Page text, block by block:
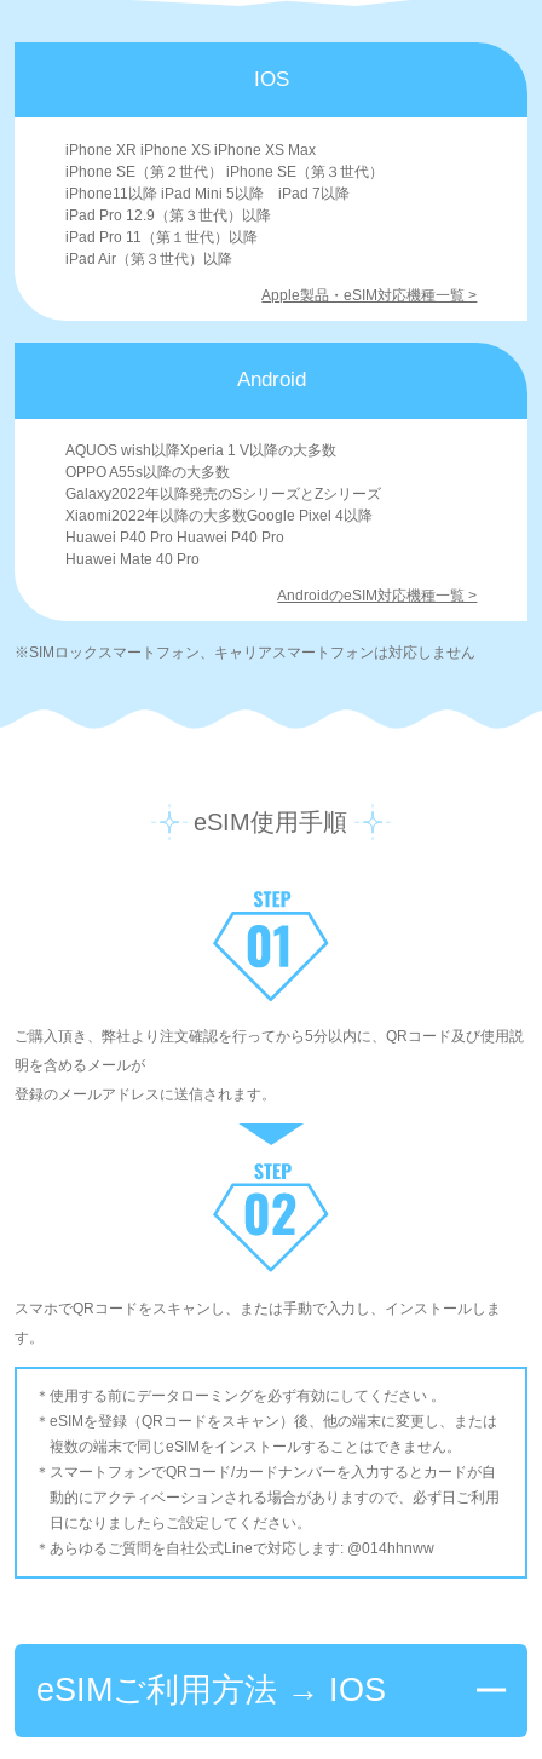
IOS
iPhone XR iPhone XS iPhone XS Max
iPhone SE（第２世代） iPhone SE（第３世代）
iPhone11以降 iPad Mini 5以降 iPad 7以降
iPad Pro 12.9（第３世代）以降
iPad Pro 11（第１世代）以降
iPad Air（第３世代）以降
Apple製品・eSIM対応機種一覧 >
Android
AQUOS wish以降Xperia 1 V以降の大多数
OPPO A55s以降の大多数
Galaxy2022年以降発売のSシリーズとZシリーズ
Xiaomi2022年以降の大多数Google Pixel 4以降
Huawei P40 Pro Huawei P40 Pro
Huawei Mate 40 Pro
AndroidのeSIM対応機種一覧 >
※SIMロックスマートフォン、キャリアスマートフォンは対応しません
eSIM使用手順
ご購入頂き、弊社より注文確認を行ってから5分以内に、QRコード及び使用説
明を含めるメールが
登録のメールアドレスに送信されます。
スマホでQRコードをスキャンし、または手動で入力し、インストールしま
す。
使用する前にデータローミングを必ず有効にしてください 。
eSIMを登録（QRコードをスキャン）後、他の端末に変更し、または
複数の端末で同じeSIMをインストールすることはできません。
スマートフォンでQRコード/カードナンバーを入力するとカードが自
動的にアクティベーションされる場合がありますので、必ず日ご利用
日になりましたらご設定してください。
あらゆるご質問を自社公式Lineで対応します: @014hhnww
eSIMご利用方法 → IOS